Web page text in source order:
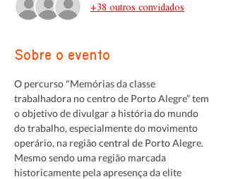
+38 outros convidados
Sobre o evento
O percurso "Memórias da classe
trabalhadora no centro de Porto Alegre” tem
o objetivo de divulgar a história do mundo
do trabalho, especialmente do movimento
operário, na região central de Porto Alegre.
Mesmo sendo uma região marcada
historicamente pela apresença da elite